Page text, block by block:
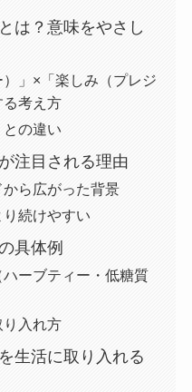
は？意味をやさし
）」×「楽しみ（プレジ
る考え方
との違い
注目される理由
ら広がった背景
り続けやすい
具体例
ーブティー・低糖質
入れ方
生活に取り入れる